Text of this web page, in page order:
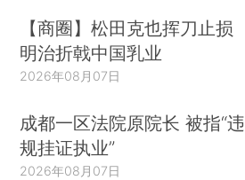
【商圈】松田克也挥刀止损
明治折戟中国乳业
2026年08月07日
成都一区法院原院长 被指“违
规挂证执业”
2026年08月07日